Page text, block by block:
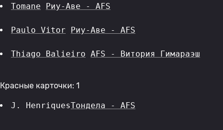
Tomane Риу-Аве - AFS
Paulo Vitor Риу-Аве - AFS
Thiago Balieiro AFS - Витория Гимараэш
Красные карточки: 1
J. HenriquesТондела - AFS